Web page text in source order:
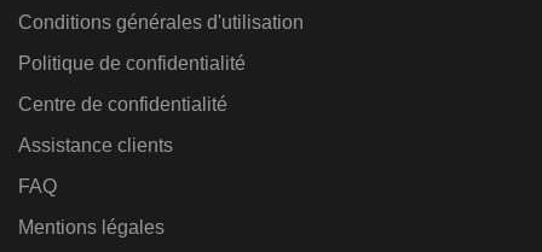
Conditions générales d'utilisation
Politique de confidentialité
Centre de confidentialité
Assistance clients
FAQ
Mentions légales